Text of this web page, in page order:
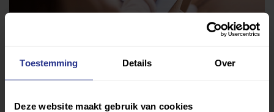
Toestemming Details Over
Deze website maakt gebruik van cookies
Van atletiek tot zwemmen: met onze Sportzoeker
Met meer dan 4250 sportclubs is er altijd een sport